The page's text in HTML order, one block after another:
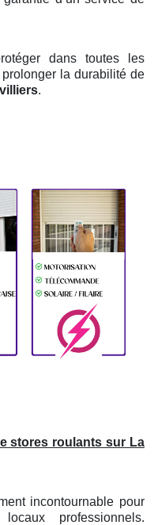
dans toutes les
la durabilité de
.
stores roulants sur La
incontournable pour
professionnels.